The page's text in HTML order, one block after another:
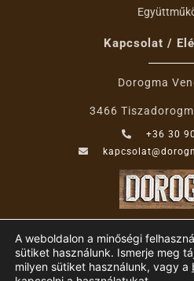
Kapcsolat /
Dorogma
3466
+36 30
A weboldalon a minőségi
sütiket használunk. Ismerje meg
milyen sütiket használunk, vagy a